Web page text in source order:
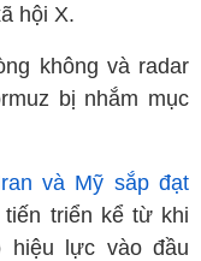
hội X.
không và radar
bị nhắm mục
và Mỹ sắp đạt
triển kể từ khi
hiệu lực vào đầu